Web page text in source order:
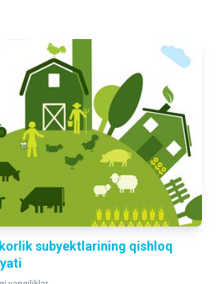
subyektlarining qishloq